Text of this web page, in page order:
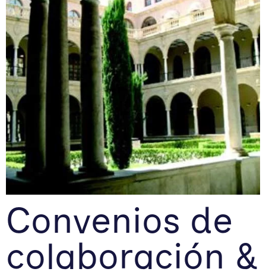
Convenios de
colaboración &